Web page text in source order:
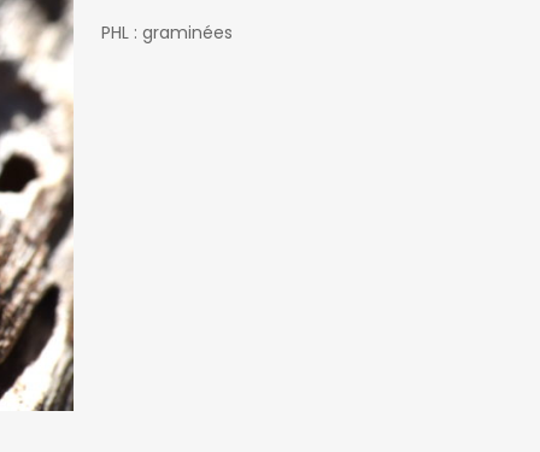
PHL : graminées